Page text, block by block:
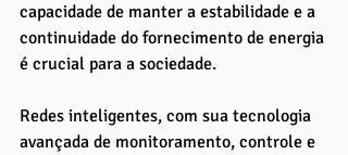
capacidade de manter a estabilidade e a
continuidade do fornecimento de energia
é crucial para a sociedade.
Redes inteligentes, com sua tecnologia
avançada de monitoramento, controle e